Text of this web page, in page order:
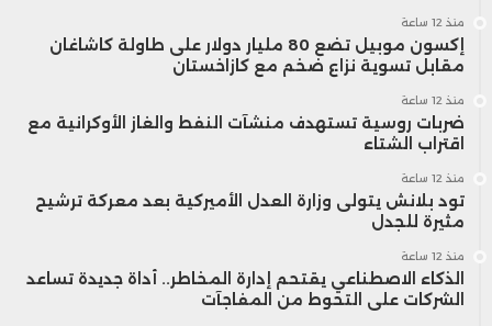
منذ 12 ساعة
إكسون موبيل تضع 80 مليار دولار على طاولة كاشاغان
مقابل تسوية نزاع ضخم مع كازاخستان
منذ 12 ساعة
ضربات روسية تستهدف منشآت النفط والغاز الأوكرانية مع
اقتراب الشتاء
منذ 12 ساعة
تود بلانش يتولى وزارة العدل الأميركية بعد معركة ترشيح
مثيرة للجدل
منذ 12 ساعة
الذكاء الاصطناعي يقتحم إدارة المخاطر.. أداة جديدة تساعد
الشركات على التحوط من المفاجآت